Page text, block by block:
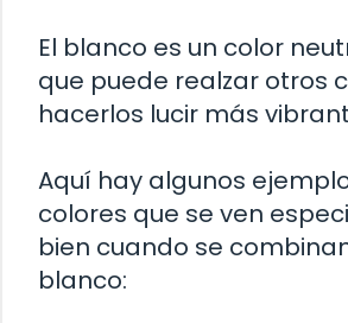
El blanco es un color
que puede realzar otros
hacerlos lucir más
Aquí hay algunos
colores que se ven
bien cuando se
blanco: